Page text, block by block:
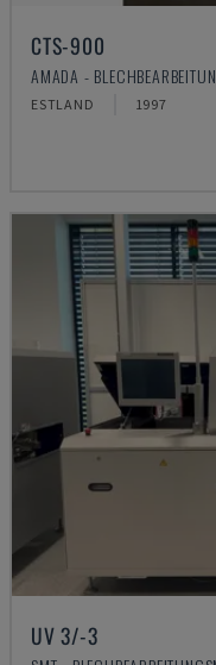
CTS-900
AMADA -
ESTLAND 1997
UV 3/-3